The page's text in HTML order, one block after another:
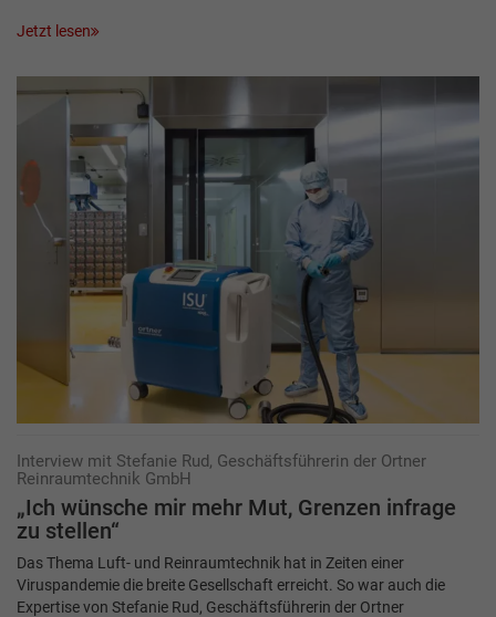
Jetzt lesen
Interview mit Stefanie Rud, Geschäftsführerin der Ortner
Reinraumtechnik GmbH
„Ich wünsche mir mehr Mut, Grenzen infrage
zu stellen“
Das Thema Luft- und Reinraumtechnik hat in Zeiten einer
Viruspandemie die breite Gesellschaft erreicht. So war auch die
Expertise von Stefanie Rud, Geschäftsführerin der Ortner